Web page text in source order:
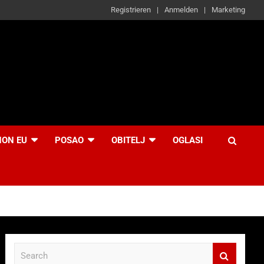
Registrieren Anmelden Marketing
EU POSAO OBITELJ OGLASI